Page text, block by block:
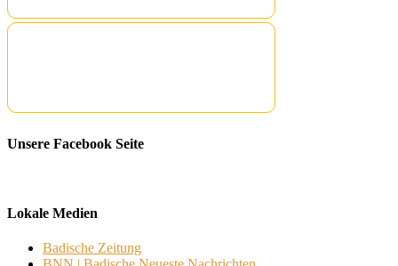
Unsere Facebook Seite
Lokale Medien
Badische Zeitung